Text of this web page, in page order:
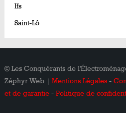
Ifs
Saint-Lô
© Les Conquérants de
Zéphyr Web | Mentions Légales -
et de garantie - Politique de